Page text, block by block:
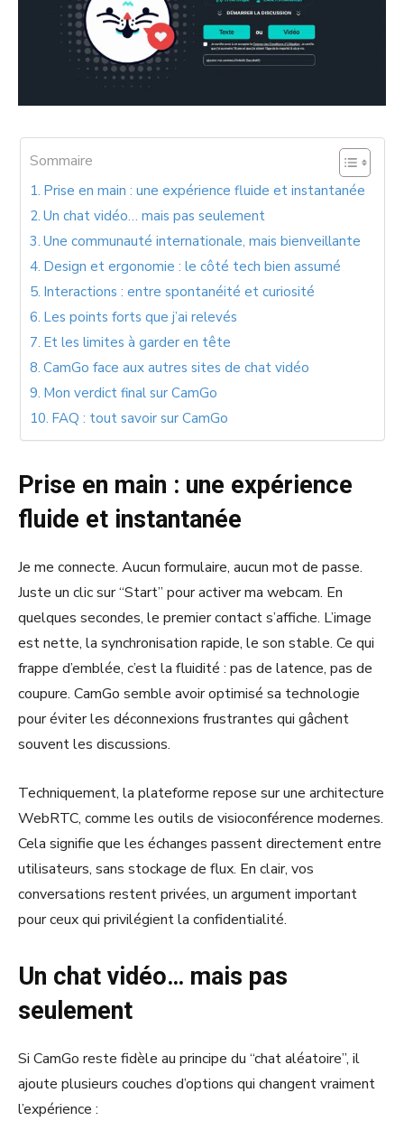
Sommaire
Prise en main : une expérience fluide et instantanée
Un chat vidéo… mais pas seulement
Une communauté internationale, mais bienveillante
Design et ergonomie : le côté tech bien assumé
Interactions : entre spontanéité et curiosité
Les points forts que j’ai relevés
Et les limites à garder en tête
CamGo face aux autres sites de chat vidéo
Mon verdict final sur CamGo
FAQ : tout savoir sur CamGo
Prise en main : une expérience
fluide et instantanée
Je me connecte. Aucun formulaire, aucun mot de passe.
Juste un clic sur “Start” pour activer ma webcam. En
quelques secondes, le premier contact s’affiche. L’image
est nette, la synchronisation rapide, le son stable. Ce qui
frappe d’emblée, c’est la fluidité : pas de latence, pas de
coupure. CamGo semble avoir optimisé sa technologie
pour éviter les déconnexions frustrantes qui gâchent
souvent les discussions.
Techniquement, la plateforme repose sur une architecture
WebRTC, comme les outils de visioconférence modernes.
Cela signifie que les échanges passent directement entre
utilisateurs, sans stockage de flux. En clair, vos
conversations restent privées, un argument important
pour ceux qui privilégient la confidentialité.
Un chat vidéo… mais pas
seulement
Si CamGo reste fidèle au principe du “chat aléatoire”, il
ajoute plusieurs couches d’options qui changent vraiment
l’expérience :